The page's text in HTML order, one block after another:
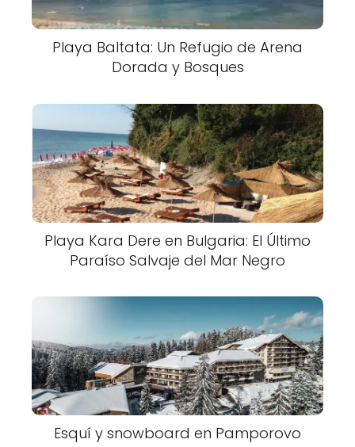
Playa Baltata: Un Refugio de Arena
Dorada y Bosques
Playa Kara Dere en Bulgaria: El Último
Paraíso Salvaje del Mar Negro
Esquí y snowboard en Pamporovo